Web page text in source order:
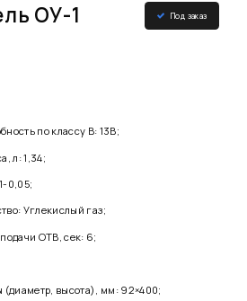
Под заказ
ОУ-1
по классу B: 13B;
л: 1,34;
0,05;
Углекислый газ;
ОТВ, сек: 6;
(диаметр, высота), мм: 92×400;